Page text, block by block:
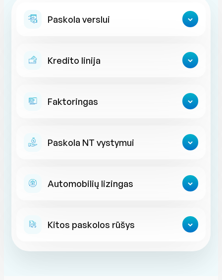
Paskola verslui
Kredito linija
Faktoringas
Paskola NT vystymui
Automobilių lizingas
Kitos paskolos rūšys